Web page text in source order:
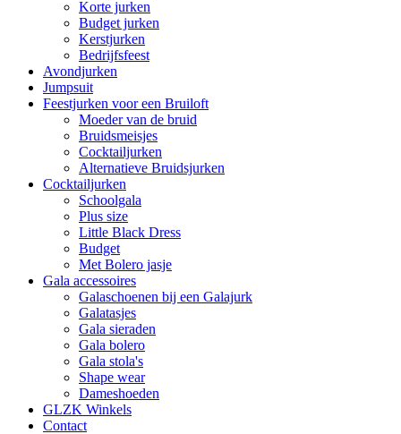
Korte jurken
Budget jurken
Kerstjurken
Bedrijfsfeest
Avondjurken
Jumpsuit
Feestjurken voor een Bruiloft
Moeder van de bruid
Bruidsmeisjes
Cocktailjurken
Alternatieve Bruidsjurken
Cocktailjurken
Schoolgala
Plus size
Little Black Dress
Budget
Met Bolero jasje
Gala accessoires
Galaschoenen bij een Galajurk
Galatasjes
Gala sieraden
Gala bolero
Gala stola's
Shape wear
Dameshoeden
GLZK Winkels
Contact